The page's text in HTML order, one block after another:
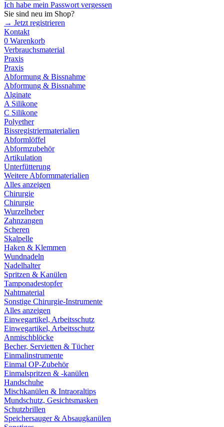
Ich habe mein Passwort vergessen
Sie sind neu im Shop?
→ Jetzt registrieren
Kontakt
0 Warenkorb
Verbrauchsmaterial
Praxis
Praxis
Abformung & Bissnahme
Abformung & Bissnahme
Alginate
A Silikone
C Silikone
Polyether
Bissregistriermaterialien
Abformlöffel
Abformzubehör
Artikulation
Unterfütterung
Weitere Abformmaterialien
Alles anzeigen
Chirurgie
Chirurgie
Wurzelheber
Zahnzangen
Scheren
Skalpelle
Haken & Klemmen
Wundnadeln
Nadelhalter
Spritzen & Kanülen
Tamponadestopfer
Nahtmaterial
Sonstige Chirurgie-Instrumente
Alles anzeigen
Einwegartikel, Arbeitsschutz
Einwegartikel, Arbeitsschutz
Anmischblöcke
Becher, Servietten & Tücher
Einmalinstrumente
Einmal OP-Zubehör
Einmalspritzen & -kanülen
Handschuhe
Mischkanülen & Intraoraltips
Mundschutz, Gesichtsmasken
Schutzbrillen
Speichersauger & Absaugkanülen